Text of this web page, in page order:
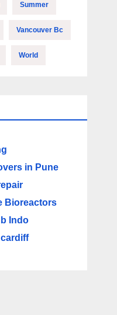
Summer
Vancouver Bc
World
in Pune
Bioreactors
Indo